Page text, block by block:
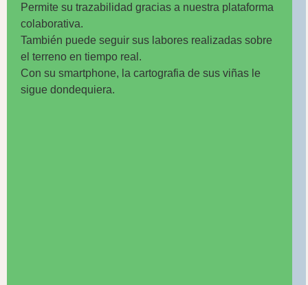
Permite su trazabilidad gracias a nuestra plataforma
colaborativa.
También puede seguir sus labores realizadas sobre
el terreno en tiempo real.
Con su smartphone, la cartografia de sus viñas le
sigue dondequiera.